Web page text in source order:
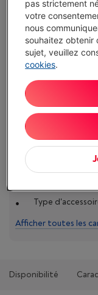
Livré demain Voir
€ 17,95
Type
Afficher toutes les
Disponibilité
pas strictement
votre
nous
souhaitez obtenir
sujet, veuillez
cookies.